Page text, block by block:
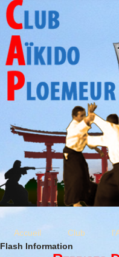
Accueil Club
Flash Information